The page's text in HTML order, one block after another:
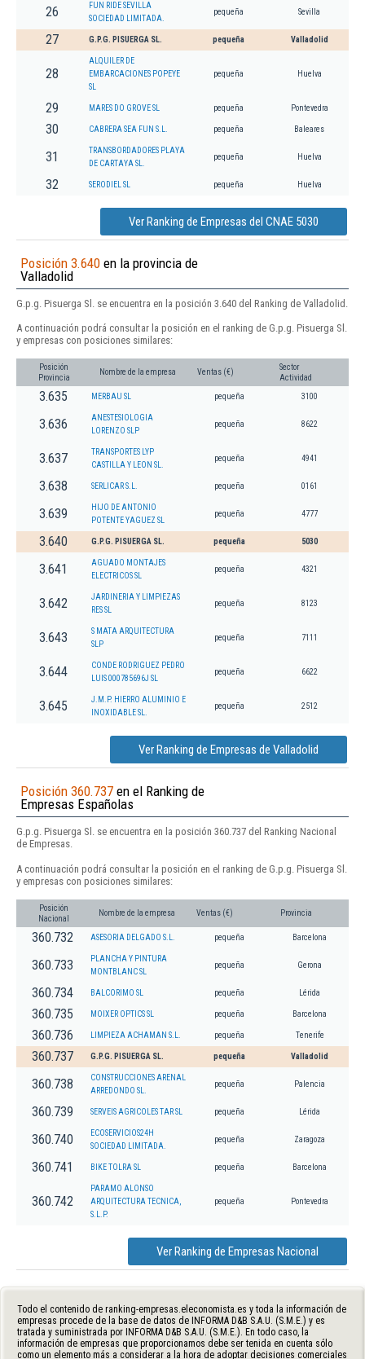
26
FUN RIDE SEVILLA
SOCIEDAD LIMITADA.
pequeña Sevilla
27 G.P.G. PISUERGA SL. pequeña Valladolid
28
ALQUILER DE
EMBARCACIONES POPEYE
SL
pequeña Huelva
29 MARES DO GROVE SL pequeña Pontevedra
30 CABRERA SEA FUN S.L. pequeña Baleares
31
TRANSBORDADORES PLAYA
DE CARTAYA SL.
pequeña Huelva
32 SERODIEL SL pequeña Huelva
Ver Ranking de Empresas del CNAE 5030
Posición 3.640 en la provincia de
Valladolid
G.p.g. Pisuerga Sl. se encuentra en la posición 3.640 del Ranking de Valladolid.
A continuación podrá consultar la posición en el ranking de G.p.g. Pisuerga Sl.
y empresas con posiciones similares:
Posición
Provincia
Nombre de la empresa Ventas (€)
Sector
Actividad
3.635 MERBAU SL pequeña 3100
3.636
ANESTESIOLOGIA
LORENZO SLP
pequeña 8622
3.637
TRANSPORTES LYP
CASTILLA Y LEON SL.
pequeña 4941
3.638 SERLICAR S.L. pequeña 0161
3.639
HIJO DE ANTONIO
POTENTE YAGUEZ SL
pequeña 4777
3.640 G.P.G. PISUERGA SL. pequeña 5030
3.641
AGUADO MONTAJES
ELECTRICOS SL
pequeña 4321
3.642
JARDINERIA Y LIMPIEZAS
RES SL
pequeña 8123
3.643
S MATA ARQUITECTURA
SLP
pequeña 7111
3.644
CONDE RODRIGUEZ PEDRO
LUIS 000785696J SL
pequeña 6622
3.645
J.M.P. HIERRO ALUMINIO E
INOXIDABLE SL.
pequeña 2512
Ver Ranking de Empresas de Valladolid
Posición 360.737 en el Ranking de
Empresas Españolas
G.p.g. Pisuerga Sl. se encuentra en la posición 360.737 del Ranking Nacional
de Empresas.
A continuación podrá consultar la posición en el ranking de G.p.g. Pisuerga Sl.
y empresas con posiciones similares:
Posición
Nacional
Nombre de la empresa Ventas (€) Provincia
360.732 ASESORIA DELGADO S.L. pequeña Barcelona
360.733
PLANCHA Y PINTURA
MONTBLANC SL
pequeña Gerona
360.734 BALCORIMO SL pequeña Lérida
360.735 MOIXER OPTICS SL pequeña Barcelona
360.736 LIMPIEZA ACHAMAN S.L. pequeña Tenerife
360.737 G.P.G. PISUERGA SL. pequeña Valladolid
360.738
CONSTRUCCIONES ARENAL
ARREDONDO SL.
pequeña Palencia
360.739 SERVEIS AGRICOLES TAR SL pequeña Lérida
360.740
ECOSERVICIOS24H
SOCIEDAD LIMITADA.
pequeña Zaragoza
360.741 BIKE TOLRA SL pequeña Barcelona
360.742
PARAMO ALONSO
ARQUITECTURA TECNICA,
S.L.P.
pequeña Pontevedra
Ver Ranking de Empresas Nacional
Todo el contenido de ranking-empresas.eleconomista.es y toda la información de
empresas procede de la base de datos de INFORMA D&B S.A.U. (S.M.E.) y es
tratada y suministrada por INFORMA D&B S.A.U. (S.M.E.). En todo caso, la
información de empresas que proporcionamos debe ser tenida en cuenta sólo
como un elemento más a considerar a la hora de adoptar decisiones comerciales